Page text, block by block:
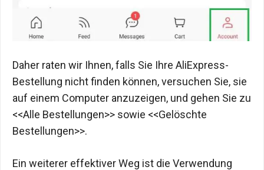
Daher raten wir Ihnen, falls Sie Ihre AliExpress-
Bestellung nicht finden können, versuchen Sie, sie
auf einem Computer anzuzeigen, und gehen Sie zu
<<Alle Bestellungen>> sowie <<Gelöschte
Bestellungen>>.
Ein weiterer effektiver Weg ist die Verwendung